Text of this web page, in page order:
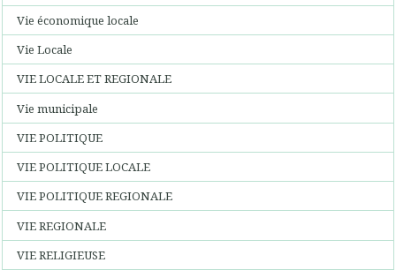
Vie économique locale
Vie Locale
VIE LOCALE ET REGIONALE
Vie municipale
VIE POLITIQUE
VIE POLITIQUE LOCALE
VIE POLITIQUE REGIONALE
VIE REGIONALE
VIE RELIGIEUSE